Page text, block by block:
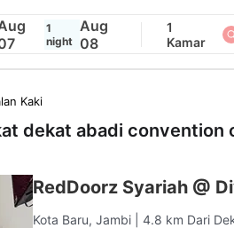
1
night
Aug
08
1
Kamar
Kaki
dekat abadi convention
RedDoorz Syariah @
Kota Baru, Jambi | 4.8 km Dari